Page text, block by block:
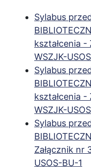
Sylabus
kształcenia -
WSZJK-
Sylabus
kształcenia
WSZJK-
Sylabus
Załącznik nr
USOS-BU-1